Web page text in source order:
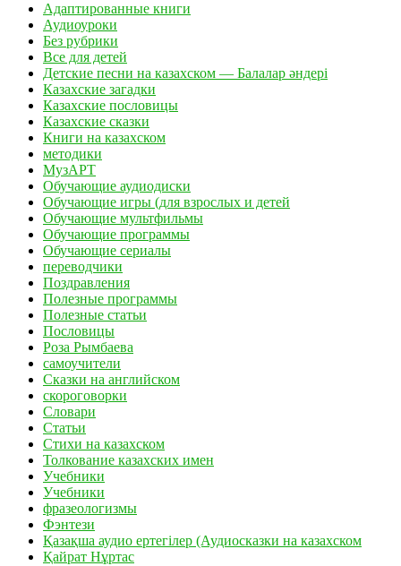
Адаптированные книги
Аудиоуроки
Без рубрики
Все для детей
Детские песни на казахском — Балалар әндері
Казахские загадки
Казахские пословицы
Казахские сказки
Книги на казахском
методики
МузАРТ
Обучающие аудиодиски
Обучающие игры (для взрослых и детей
Обучающие мультфильмы
Обучающие программы
Обучающие сериалы
переводчики
Поздравления
Полезные программы
Полезные статьи
Пословицы
Роза Рымбаева
самоучители
Сказки на английском
скороговорки
Словари
Статьи
Стихи на казахском
Толкование казахских имен
Учебники
Учебники
фразеологизмы
Фэнтези
Қазақша аудио ертегілер (Аудиосказки на казахском
Қайрат Нұртас